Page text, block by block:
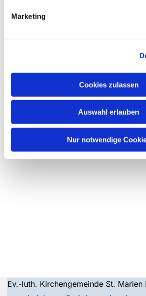
Marketing
Cookies zulassen
Auswahl erlauben
Nur notwendige
Ev.-luth. Kirchengemeinde St.